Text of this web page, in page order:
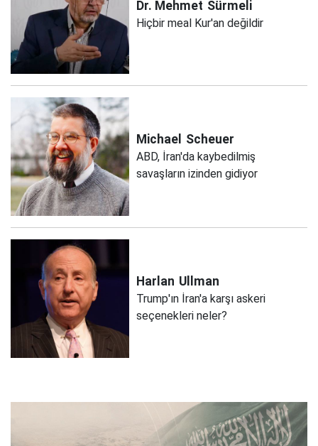
Dr. Mehmet Sürmeli
Hiçbir meal Kur'an değildir
Michael Scheuer
ABD, İran'da kaybedilmiş
savaşların izinden gidiyor
Harlan Ullman
Trump'ın İran'a karşı askeri
seçenekleri neler?